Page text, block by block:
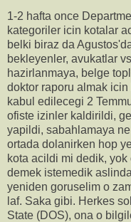
1-2 hafta once
kategoriler icin kotalar
belki biraz da
bekleyenler, avukatlar
hazirlanmaya, belge
doktor raporu almak
kabul edilecegi 2
ofiste izinler kaldirildi,
yapildi, sabahlamaya
ortada dolanirken hop
kota acildi mi dedik,
demek istemedik
yeniden goruselim o
laf. Saka gibi. Herkes
State (DOS), ona o